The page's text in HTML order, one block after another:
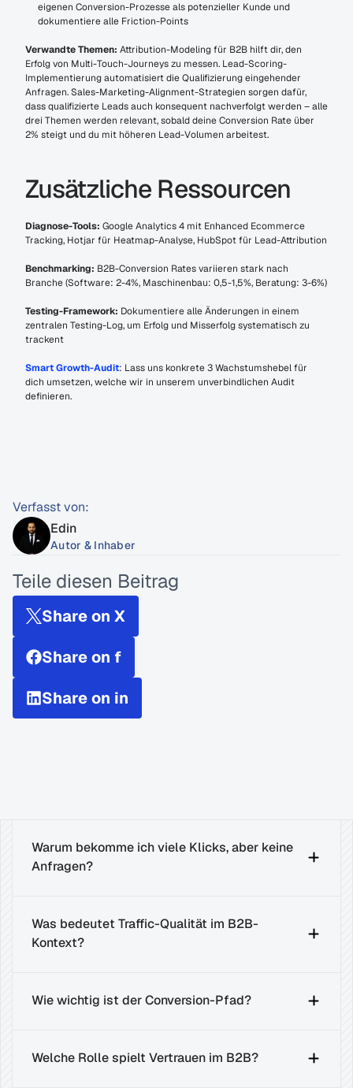
eigenen Conversion-Prozesse als potenzieller Kunde und
dokumentiere alle Friction-Points
Verwandte Themen: Attribution-Modeling für B2B hilft dir, den
Erfolg von Multi-Touch-Journeys zu messen. Lead-Scoring-
Implementierung automatisiert die Qualifizierung eingehender
Anfragen. Sales-Marketing-Alignment-Strategien sorgen dafür,
dass qualifizierte Leads auch konsequent nachverfolgt werden – alle
drei Themen werden relevant, sobald deine Conversion Rate über
2% steigt und du mit höheren Lead-Volumen arbeitest.
Zusätzliche Ressourcen
Diagnose-Tools: Google Analytics 4 mit Enhanced Ecommerce
Tracking, Hotjar für Heatmap-Analyse, HubSpot für Lead-Attribution
Benchmarking: B2B-Conversion Rates variieren stark nach
Branche (Software: 2-4%, Maschinenbau: 0,5-1,5%, Beratung: 3-6%)
Testing-Framework: Dokumentiere alle Änderungen in einem
zentralen Testing-Log, um Erfolg und Misserfolg systematisch zu
trackent
Smart Growth-Audit: Lass uns konkrete 3 Wachstumshebel für
dich umsetzen, welche wir in unserem unverbindlichen Audit
definieren.
Verfasst von:
Edin
Autor & Inhaber
Teile diesen Beitrag
Share on X
Share on f
Share on in
Warum bekomme ich viele Klicks, aber keine
Anfragen?
Was bedeutet Traffic-Qualität im B2B-
Kontext?
Wie wichtig ist der Conversion-Pfad?
Welche Rolle spielt Vertrauen im B2B?